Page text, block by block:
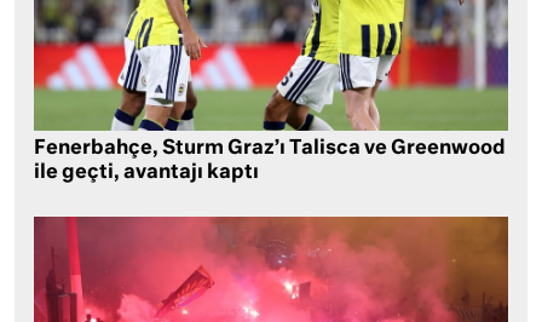
Fenerbahçe, Sturm Graz’ı Talisca ve Greenwood
ile geçti, avantajı kaptı